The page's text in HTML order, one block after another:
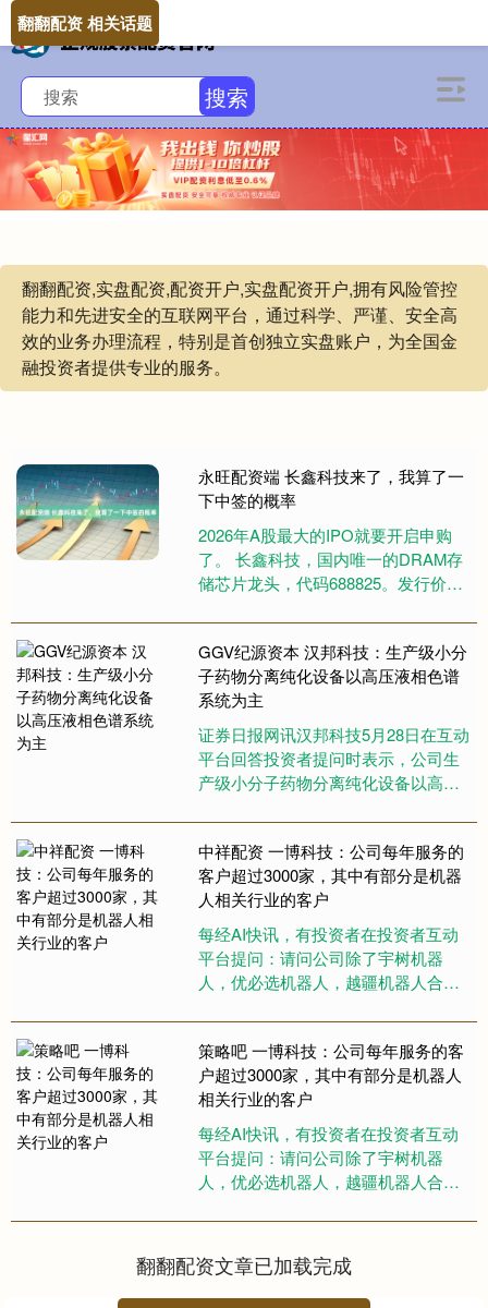
搜索
翻翻配资,实盘配资,配资开户,实盘配资开户,拥有风险管控
能力和先进安全的互联网平台，通过科学、严谨、安全高
效的业务办理流程，特别是首创独立实盘账户，为全国金
融投资者提供专业的服务。
翻翻配资 相关话题
永旺配资端 长鑫科技来了，我算了一
下中签的概率
2026年A股最大的IPO就要开启申购
了。 长鑫科技，国内唯一的DRAM存
储芯片龙头，代码688825。发行价
块。顶....
GGV纪源资本 汉邦科技：生产级小分
子药物分离纯化设备以高压液相色谱
系统为主
证券日报网讯汉邦科技5月28日在互动
平台回答投资者提问时表示，公司生
产级小分子药物分离纯化设备以高压
原料药、医药中间体、中药有效....
中祥配资 一博科技：公司每年服务的
客户超过3000家，其中有部分是机器
人相关行业的客户
每经AI快讯，有投资者在投资者互动
平台提问：请问公司除了宇树机器
人，优必选机器人，越疆机器人合作
具体合作什么产品？ 一博科技（3....
策略吧 一博科技：公司每年服务的客
户超过3000家，其中有部分是机器人
相关行业的客户
每经AI快讯，有投资者在投资者互动
平台提问：请问公司除了宇树机器
人，优必选机器人，越疆机器人合作
具体合作什么产品？ 一博科技（3....
翻翻配资文章已加载完成